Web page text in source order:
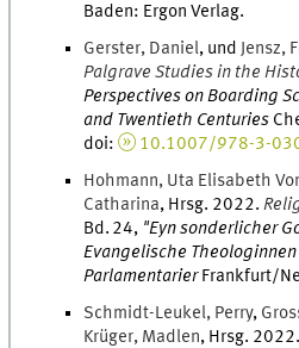
Baden: Ergon Verlag.
Gerster, Daniel, und Jensz,
Palgrave Studies in the
Perspectives on Boarding
and Twentieth Centuries
doi: 10.1007/978-3-
Hohmann, Uta Elisabeth
Catharina, Hrsg. 2022.
Bd. 24, "Eyn sonderlicher
Evangelische
Parlamentarier Frankfurt/
Schmidt-Leukel, Perry,
Krüger, Madlen, Hrsg. 2022